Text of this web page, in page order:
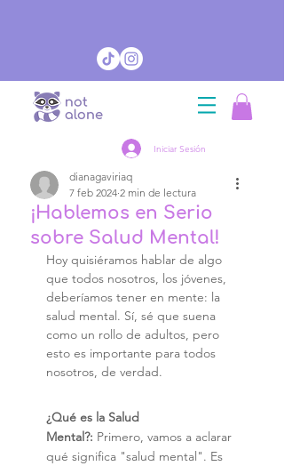
Iniciar Sesión
¡Hablemos en Serio
sobre Salud Mental!
dianagaviriaq
7 feb 2024 2 min de lectura
Hoy quisiéramos hablar de algo
que todos nosotros, los jóvenes,
deberíamos tener en mente: la
salud mental. Sí, sé que suena
como un rollo de adultos, pero
esto es importante para todos
nosotros, de verdad.
¿Qué es la Salud
Mental?: Primero, vamos a aclarar
qué significa "salud mental". Es